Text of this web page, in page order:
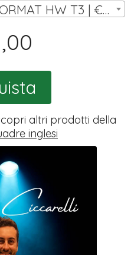
SET 14 MINIATURE FORMAT HW T3 | € 11,00
,00
altri prodotti della
inglesi